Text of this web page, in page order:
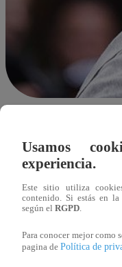
noticia a través de
La pareja se
Usamos
experiencia.
Este sitio utiliza
contenido. Si estás en la
según el RGPD.
Para conocer mejor como
pagina de Política de